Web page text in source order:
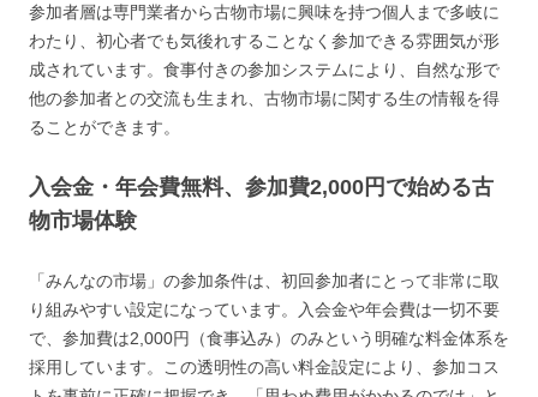
参加者層は専門業者から古物市場に興味を持つ個人まで多岐に
わたり、初心者でも気後れすることなく参加できる雰囲気が形
成されています。食事付きの参加システムにより、自然な形で
他の参加者との交流も生まれ、古物市場に関する生の情報を得
ることができます。
入会金・年会費無料、参加費2,000円で始める古
物市場体験
「みんなの市場」の参加条件は、初回参加者にとって非常に取
り組みやすい設定になっています。入会金や年会費は一切不要
で、参加費は2,000円（食事込み）のみという明確な料金体系を
採用しています。この透明性の高い料金設定により、参加コス